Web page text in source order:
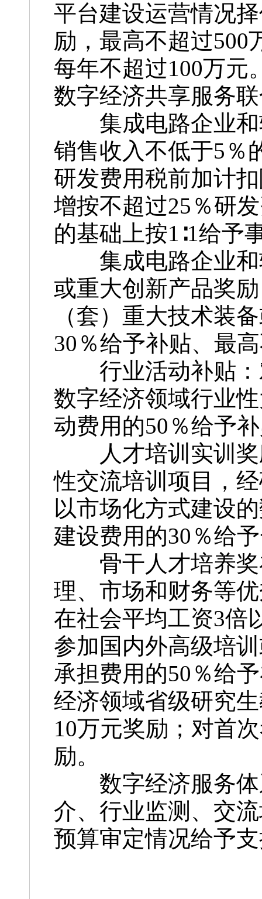
平台建设运营情况
励，最高不超过500
每年不超过100万元
数字经济共享服务
集成电路企业和
销售收入不低于5％
研发费用税前加计
增按不超过25％研
的基础上按1∶1给予
集成电路企业和
或重大创新产品奖
（套）重大技术装
30％给予补贴、最
行业活动补贴：
数字经济领域行业
动费用的50％给予
人才培训实训奖
性交流培训项目，
以市场化方式建设
建设费用的30％给
骨干人才培养奖
理、市场和财务等
在社会平均工资3倍
参加国内外高级培
承担费用的50％给
经济领域省级研究
10万元奖励；对首
励。
数字经济服务体
介、行业监测、交
预算审定情况给予